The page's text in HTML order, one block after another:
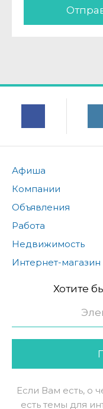
Афиша
Компании
Объявления
Работа
Недвижимость
Интернет-магазин
Хотите
Если Вам есть, о
есть темы для